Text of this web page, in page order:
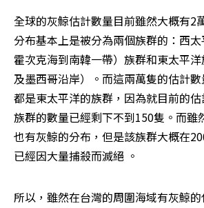
全球的灰鯨估計數量目前雖然大概有2
分布基本上是被分為兩個族群的：西
霍次克海到南韓一帶）族群和東太平
及墨西哥沿岸）。而這兩萬隻的估計
都是東太平洋的族群，因為就目前的
族群的數量已經剩下不到150隻。而雖
也有灰鯨的分布，但是該族群大概在
已經因大量捕殺而滅絕 。
所以，雖然在台灣的周圍海域有灰鯨